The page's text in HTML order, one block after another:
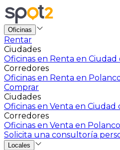
Oficinas
Rentar
Ciudades
Oficinas en Renta en Ciudad
Corredores
Oficinas en Renta en
Comprar
Ciudades
Oficinas en Venta en Ciudad
Corredores
Oficinas en Venta en Polanco
Solicita una consultoría
Locales